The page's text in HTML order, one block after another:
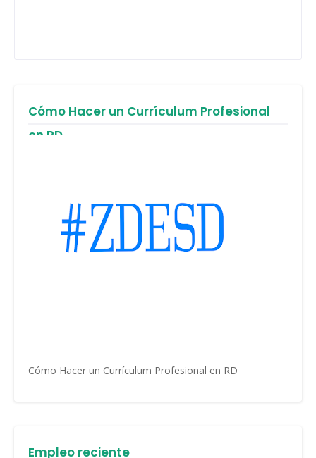
Cómo Hacer un Currículum Profesional
en RD
Cómo Hacer un Currículum Profesional en RD
Empleo reciente